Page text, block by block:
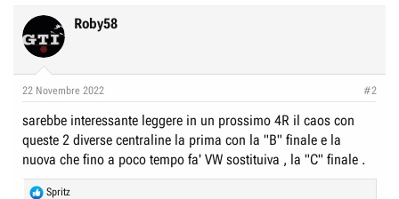
Roby58
22 Novembre 2022 #2
sarebbe interessante leggere in un prossimo 4R il caos con
queste 2 diverse centraline la prima con la "B" finale e la
nuova che fino a poco tempo fa' VW sostituiva , la "C" finale .
R
Spritz